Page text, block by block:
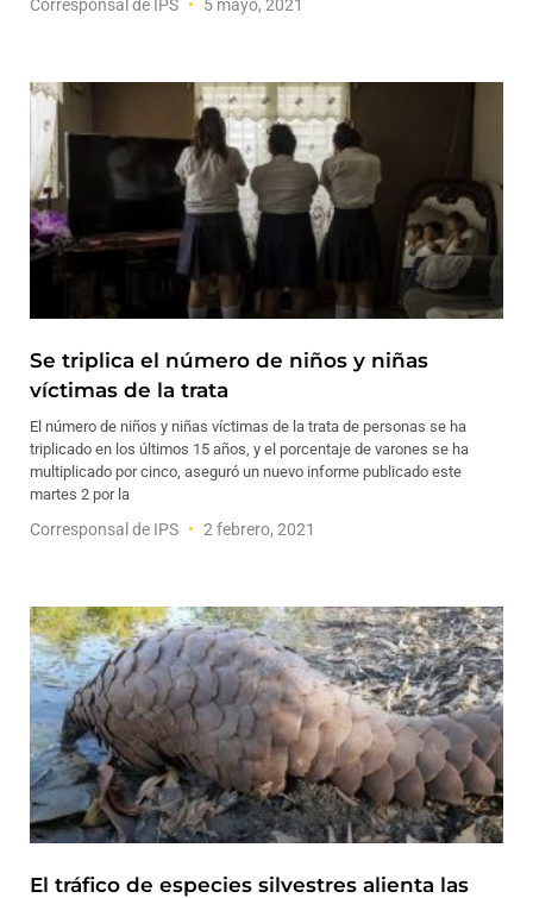
Corresponsal de IPS 5 mayo, 2021
Se triplica el número de niños y niñas
víctimas de la trata
El número de niños y niñas víctimas de la trata de personas se ha
triplicado en los últimos 15 años, y el porcentaje de varones se ha
multiplicado por cinco, aseguró un nuevo informe publicado este
martes 2 por la
Corresponsal de IPS 2 febrero, 2021
El tráfico de especies silvestres alienta las